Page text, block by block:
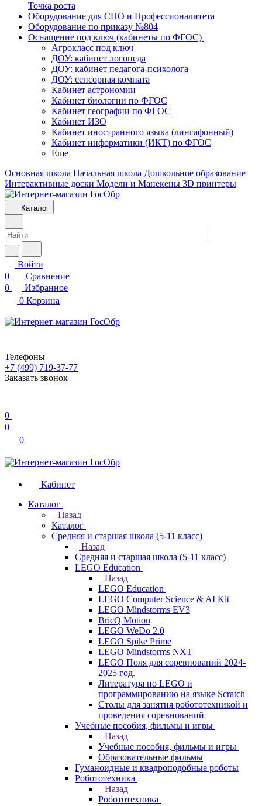
Точка роста
Оборудование для СПО и Профессионалитета
Оборудование по приказу №804
Оснащение под ключ (кабинеты по ФГОС)
Агрокласс под ключ
ДОУ: кабинет логопеда
ДОУ: кабинет педагога-психолога
ДОУ: сенсорная комната
Кабинет астрономии
Кабинет биологии по ФГОС
Кабинет географии по ФГОС
Кабинет ИЗО
Кабинет иностранного языка (лингафонный)
Кабинет информатики (ИКТ) по ФГОС
Еще
Основная школа Начальная школа Дошкольное образование
Интерактивные доски Модели и Манекены 3D принтеры
Каталог
Войти
0
Сравнение
0
Избранное
0 Корзина
Телефоны
+7 (499) 719-37-77
Заказать звонок
0
0
0
Кабинет
Каталог
Назад
Каталог
Средняя и старшая школа (5-11 класс)
Назад
Средняя и старшая школа (5-11 класс)
LEGO Education
Назад
LEGO Education
LEGO Computer Science & AI Kit
LEGO Mindstorms EV3
BricQ Motion
LEGO WeDo 2.0
LEGO Spike Prime
LEGO Mindstorms NXT
LEGO Поля для соревнований 2024-
2025 год.
Литература по LEGO и
программированию на языке Scratch
Столы для занятия робототехникой и
проведения соревнований
Учебные пособия, фильмы и игры
Назад
Учебные пособия, фильмы и игры
Образовательные фильмы
Гуманоидные и квадроподобные роботы
Робототехника
Назад
Робототехника